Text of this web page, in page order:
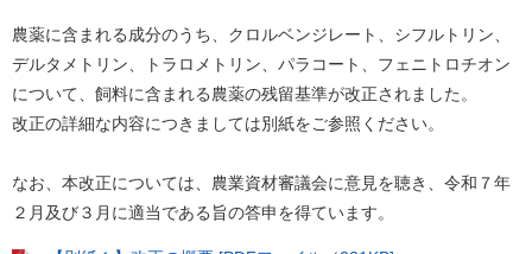
農薬に含まれる成分のうち、クロルベンジレート、シフルトリン、
デルタメトリン、トラロメトリン、パラコート、フェニトロチオン
について、飼料に含まれる農薬の残留基準が改正されました。
改正の詳細な内容につきましては別紙をご参照ください。
なお、本改正については、農業資材審議会に意見を聴き、令和７年
２月及び３月に適当である旨の答申を得ています。